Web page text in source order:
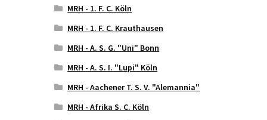
MRH - 1. F. C. Köln
MRH - 1. F. C. Krauthausen
MRH - A. S. G. "Uni" Bonn
MRH - A. S. I. "Lupi" Köln
MRH - Aachener T. S. V. "Alemannia"
MRH - Afrika S. C. Köln